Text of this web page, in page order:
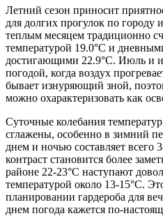
Летний сезон приносит
для долгих прогулок по городу
теплым месяцем традиционно
температурой 19.0°C и
достигающими 22.9°C. Июль и
погодой, когда воздух
бывает изнуряющий зной,
можно охарактеризовать как
Суточные колебания
сглажены, особенно в зимний
днем и ночью составляет всего
контраст становится более
районе 22-23°C наступают
температурой около 13-15°C.
планировании гардероба для
днем погода кажется по-